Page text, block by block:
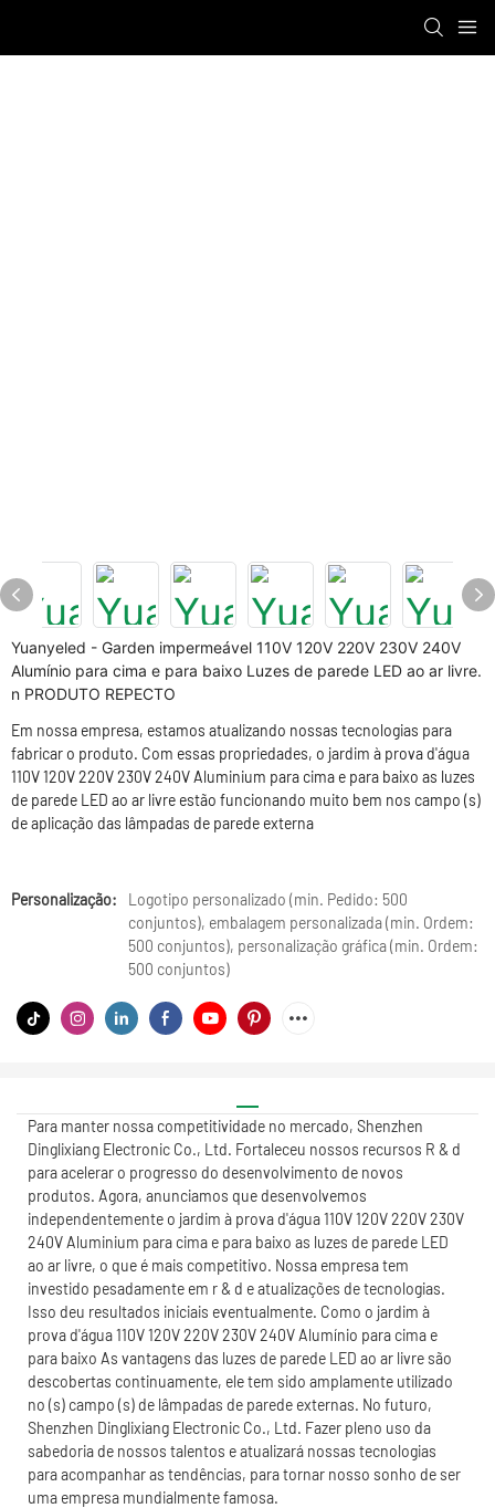
Yuanyeled - Garden impermeável 110V 120V 220V 230V 240V
Alumínio para cima e para baixo Luzes de parede LED ao ar livre.
n PRODUTO REPECTO
Em nossa empresa, estamos atualizando nossas tecnologias para
fabricar o produto. Com essas propriedades, o jardim à prova d'água
110V 120V 220V 230V 240V Aluminium para cima e para baixo as luzes
de parede LED ao ar livre estão funcionando muito bem nos campo (s)
de aplicação das lâmpadas de parede externa
Personalização:
Logotipo personalizado (min. Pedido: 500
conjuntos), embalagem personalizada (min. Ordem:
500 conjuntos), personalização gráfica (min. Ordem:
500 conjuntos)
Para manter nossa competitividade no mercado, Shenzhen
Dinglixiang Electronic Co., Ltd. Fortaleceu nossos recursos R & d
para acelerar o progresso do desenvolvimento de novos
produtos. Agora, anunciamos que desenvolvemos
independentemente o jardim à prova d'água 110V 120V 220V 230V
240V Aluminium para cima e para baixo as luzes de parede LED
ao ar livre, o que é mais competitivo. Nossa empresa tem
investido pesadamente em r & d e atualizações de tecnologias.
Isso deu resultados iniciais eventualmente. Como o jardim à
prova d'água 110V 120V 220V 230V 240V Alumínio para cima e
para baixo As vantagens das luzes de parede LED ao ar livre são
descobertas continuamente, ele tem sido amplamente utilizado
no (s) campo (s) de lâmpadas de parede externas. No futuro,
Shenzhen Dinglixiang Electronic Co., Ltd. Fazer pleno uso da
sabedoria de nossos talentos e atualizará nossas tecnologias
para acompanhar as tendências, para tornar nosso sonho de ser
uma empresa mundialmente famosa.